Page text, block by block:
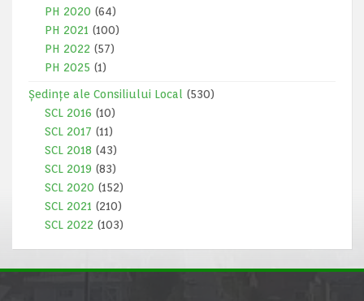
PH 2020 (64)
PH 2021 (100)
PH 2022 (57)
PH 2025 (1)
Ședințe ale Consiliului Local
(530)
SCL 2016 (10)
SCL 2017 (11)
SCL 2018 (43)
SCL 2019 (83)
SCL 2020 (152)
SCL 2021 (210)
SCL 2022 (103)